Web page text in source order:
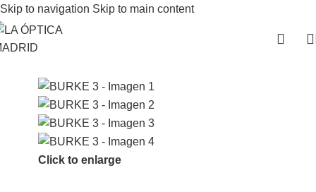
Skip to navigation Skip to main content
Click to enlarge